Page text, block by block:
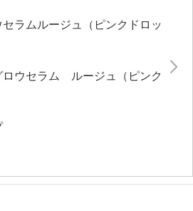
セラムルージュ（ピンクドロッ
ウセラム ルージュ（ピンク